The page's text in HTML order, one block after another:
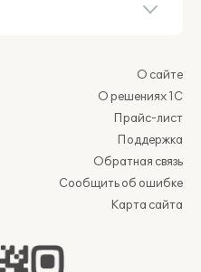
О сайте
О решениях 1С
Прайс-лист
Поддержка
Обратная связь
Сообщить об ошибке
Карта сайта